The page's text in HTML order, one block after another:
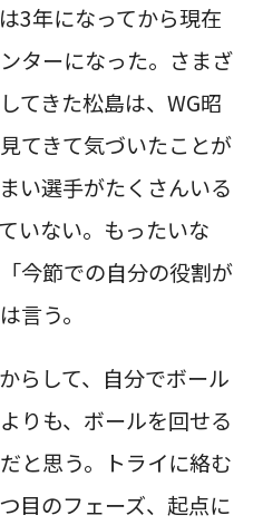
3年になってから現在
ターになった。さまざ
てきた松島は、WG昭
てきて気づいたことが
い選手がたくさんいる
いない。もったいな
今節での自分の役割が
言う。
らして、自分でボール
りも、ボールを回せる
と思う。トライに絡む
目のフェーズ、起点に